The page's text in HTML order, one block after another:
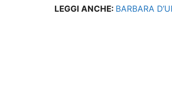
LEGGI ANCHE: BARBARA